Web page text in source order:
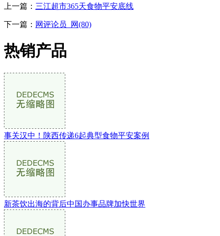
上一篇： 三江超市365天食物平安底线
下一篇： 网评论员_网(80)
热销产品
事关汉中！陕西传递6起典型食物平安案例
新茶饮出海的背后中国办事品牌加快世界